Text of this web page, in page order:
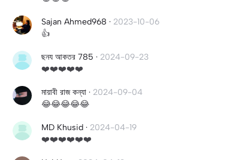
Sajan Ahmed968 · 2023-10-06
👍
ছনয আকতর 785 · 2024-09-23
❤️❤️❤️❤️❤️
মায়াবী রাজ কন্যা · 2024-09-04
😂😂😂😂😂
MD Khusid · 2024-04-19
❤️❤️❤️❤️❤️❤️